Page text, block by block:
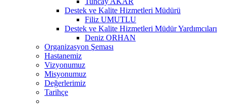
Destek ve Kalite Hizmetleri Müdürü
Filiz UMUTLU
Destek ve Kalite Hizmetleri Müdür Yardımcıları
Deniz ORHAN
Organizasyon Şeması
Hastanemiz
Vizyonumuz
Misyonumuz
Değerlerimiz
Tarihçe